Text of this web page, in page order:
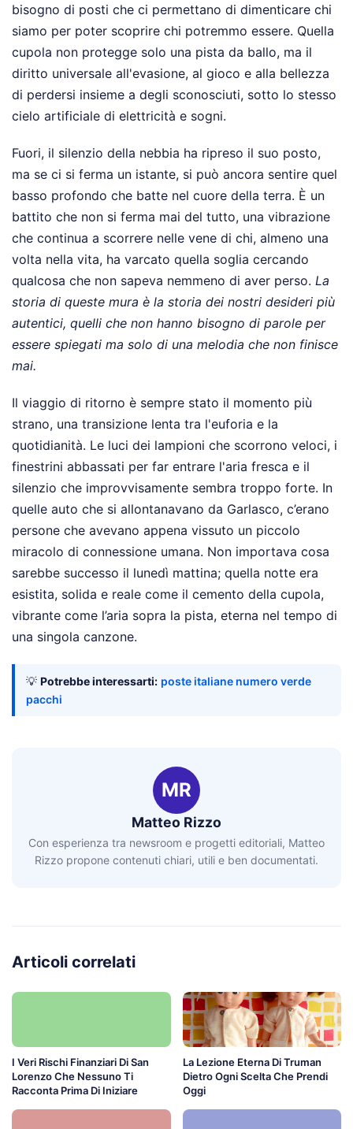
bisogno di posti che ci permettano di dimenticare chi
siamo per poter scoprire chi potremmo essere. Quella
cupola non protegge solo una pista da ballo, ma il
diritto universale all'evasione, al gioco e alla bellezza
di perdersi insieme a degli sconosciuti, sotto lo stesso
cielo artificiale di elettricità e sogni.
Fuori, il silenzio della nebbia ha ripreso il suo posto,
ma se ci si ferma un istante, si può ancora sentire quel
basso profondo che batte nel cuore della terra. È un
battito che non si ferma mai del tutto, una vibrazione
che continua a scorrere nelle vene di chi, almeno una
volta nella vita, ha varcato quella soglia cercando
qualcosa che non sapeva nemmeno di aver perso. La
storia di queste mura è la storia dei nostri desideri più
autentici, quelli che non hanno bisogno di parole per
essere spiegati ma solo di una melodia che non finisce
mai.
Il viaggio di ritorno è sempre stato il momento più
strano, una transizione lenta tra l'euforia e la
quotidianità. Le luci dei lampioni che scorrono veloci, i
finestrini abbassati per far entrare l'aria fresca e il
silenzio che improvvisamente sembra troppo forte. In
quelle auto che si allontanavano da Garlasco, c’erano
persone che avevano appena vissuto un piccolo
miracolo di connessione umana. Non importava cosa
sarebbe successo il lunedì mattina; quella notte era
esistita, solida e reale come il cemento della cupola,
vibrante come l’aria sopra la pista, eterna nel tempo di
una singola canzone.
💡 Potrebbe interessarti: poste italiane numero verde
pacchi
MR
Matteo Rizzo
Con esperienza tra newsroom e progetti editoriali, Matteo
Rizzo propone contenuti chiari, utili e ben documentati.
Articoli correlati
I Veri Rischi Finanziari Di San
Lorenzo Che Nessuno Ti
Racconta Prima Di Iniziare
La Lezione Eterna Di Truman
Dietro Ogni Scelta Che Prendi
Oggi